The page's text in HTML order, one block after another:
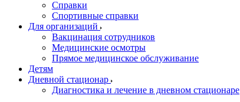
Справки
Спортивные справки
Для организаций
Вакцинация сотрудников
Медицинские осмотры
Прямое медицинское обслуживание
Детям
Дневной стационар
Диагностика и лечение в дневном стационаре